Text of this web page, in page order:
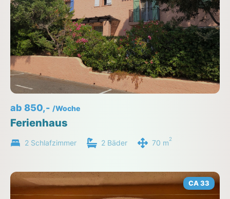
ab 850,- /Woche
Ferienhaus
2 Schlafzimmer 2 Bäder 70 m2
CA 33